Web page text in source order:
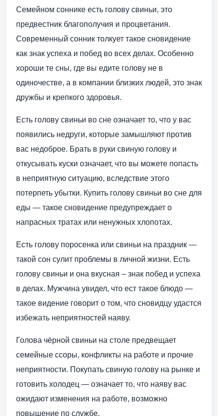
Семейном соннике есть голову свиньи, это
предвестник благополучия и процветания.
Современный сонник толкует такое сновидение
как знак успеха и побед во всех делах. Особенно
хороши те сны, где вы едите голову не в
одиночестве, а в компании близких людей, это знак
дружбы и крепкого здоровья.
Есть голову свиньи во сне означает то, что у вас
появились недруги, которые замышляют против
вас недоброе. Брать в руки свиную голову и
откусывать куски означает, что вы можете попасть
в неприятную ситуацию, вследствие этого
потерпеть убытки. Купить голову свиньи во сне для
еды — такое сновидение предупреждает о
напрасных тратах или ненужных хлопотах.
Есть голову поросенка или свиньи на праздник —
такой сон сулит проблемы в личной жизни. Есть
голову свиньи и она вкусная – знак побед и успеха
в делах. Мужчина увидел, что ест такое блюдо —
такое видение говорит о том, что сновидцу удастся
избежать неприятностей наяву.
Голова чёрной свиньи на столе предвещает
семейные ссоры, конфликты на работе и прочие
неприятности. Покупать свиную голову на рынке и
готовить холодец — означает то, что наяву вас
ожидают изменения на работе, возможно
повышение по службе.